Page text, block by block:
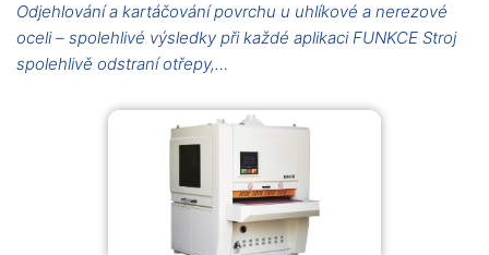
Odjehlování a kartáčování povrchu u uhlíkové a nerezové
oceli – spolehlivé výsledky při každé aplikaci FUNKCE Stroj
spolehlivě odstraní otřepy,…